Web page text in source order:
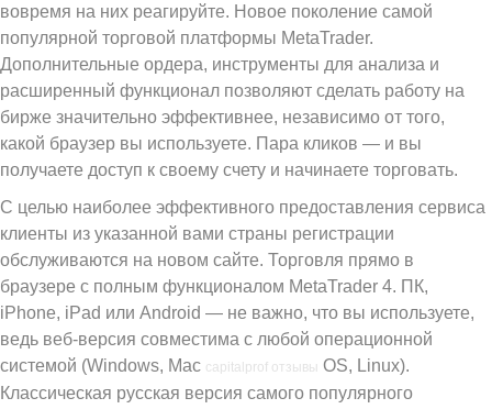
вовремя на них реагируйте. Новое поколение самой
популярной торговой платформы MetaTrader.
Дополнительные ордера, инструменты для анализа и
расширенный функционал позволяют сделать работу на
бирже значительно эффективнее, независимо от того,
какой браузер вы используете. Пара кликов — и вы
получаете доступ к своему счету и начинаете торговать.
С целью наиболее эффективного предоставления сервиса
клиенты из указанной вами страны регистрации
обслуживаются на новом сайте. Торговля прямо в
браузере с полным функционалом MetaTrader 4. ПК,
iPhone, iPad или Android — не важно, что вы используете,
ведь веб-версия совместима с любой операционной
системой (Windows, Mac capitalprof отзывы OS, Linux).
Классическая русская версия самого популярного